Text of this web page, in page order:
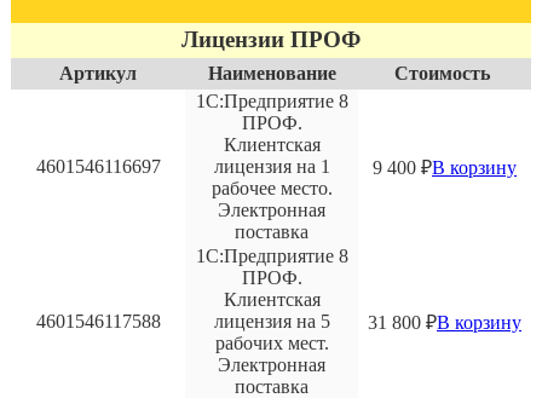
Лицензии ПРОФ
Артикул Наименование Стоимость
4601546116697
1С:Предприятие 8
ПРОФ.
Клиентская
лицензия на 1
рабочее место.
Электронная
поставка
9 400 ₽В корзину
4601546117588
1С:Предприятие 8
ПРОФ.
Клиентская
лицензия на 5
рабочих мест.
Электронная
поставка
31 800 ₽В корзину